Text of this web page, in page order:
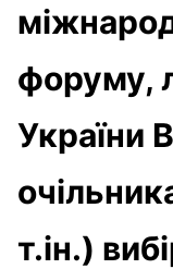
форуму,
України
т.ін.)